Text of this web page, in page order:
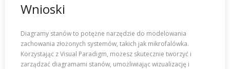
Wnioski
Diagramy stanów to potężne narzędzie do modelowania
zachowania złożonych systemów, takich jak mikrofalówka.
Korzystając z Visual Paradigm, możesz skutecznie tworzyć i
zarządzać diagramami stanów, umożliwiając wizualizację i